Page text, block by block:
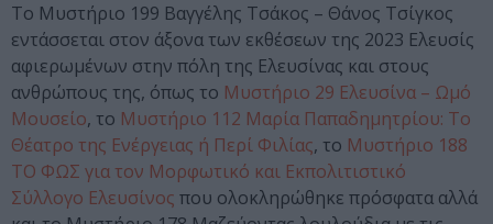
Το Μυστήριο 199 Βαγγέλης Τσάκος – Θάνος Τσίγκος
εντάσσεται στον άξονα των εκθέσεων της 2023 Ελευσίς
αφιερωμένων στην πόλη της Ελευσίνας και στους
ανθρώπους της, όπως το Μυστήριο 29 Ελευσίνα – Ωμό
Μουσείο, το Μυστήριο 112 Μαρία Παπαδημητρίου: Το
Θέατρο της Ενέργειας ή Περί Φιλίας, το Μυστήριο 188
ΤΟ ΦΩΣ για τον Μορφωτικό και Εκπολιτιστικό
Σύλλογο Ελευσίνος που ολοκληρώθηκε πρόσφατα αλλά